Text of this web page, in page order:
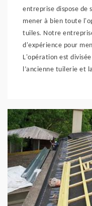
entreprise dispose de
mener à bien toute
tuiles. Notre
d'expérience pour
L'opération est
l’ancienne tuilerie et